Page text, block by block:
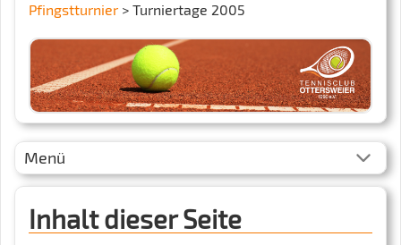
Pfingstturnier > Turniertage 2005
Menü
Inhalt dieser Seite